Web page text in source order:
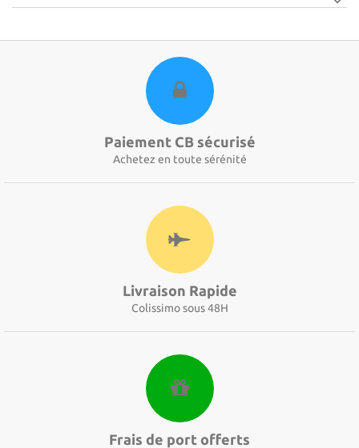
Paiement CB sécurisé
Achetez en toute sérénité
Livraison Rapide
Colissimo sous 48H
Frais de port offerts